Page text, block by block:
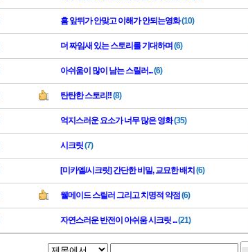
흠 앞뒤가 안맞고 이해가 안되는영화(10)
더 짜임새 있는 스토리를 기대하며 (6)
아쉬움이 많이 남는 스릴러...(6)
탄탄한 스토리!!(8)
억지스러운 요소가 너무 많은 영화(35)
시크릿(7)
[미카엘/시크릿] 간단한 비밀, 교묘한 배치 (6)
웰메이드 스릴러 그리고 치명적 약점 (6)
자연스러운 반전이 아쉬움 시크릿 ...(21)